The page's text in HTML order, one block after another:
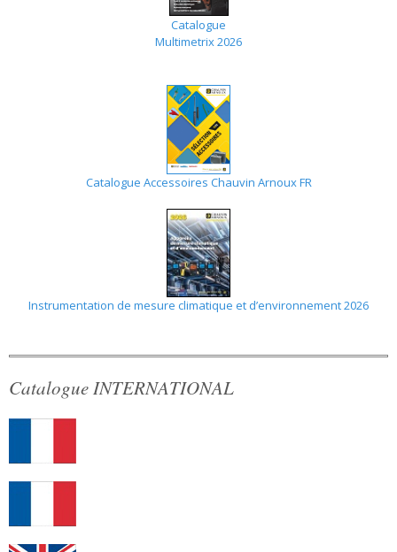
Catalogue
Multimetrix 2026
Catalogue Accessoires Chauvin Arnoux FR
Instrumentation de mesure climatique et d’environnement 2026
Catalogue INTERNATIONAL